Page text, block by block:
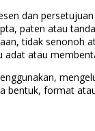
dan
paten atau
tidak senonoh
atau
bentuk, format